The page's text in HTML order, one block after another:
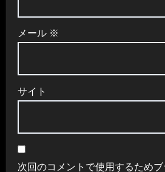
メール ※
サイト
次回のコメントで使用するため